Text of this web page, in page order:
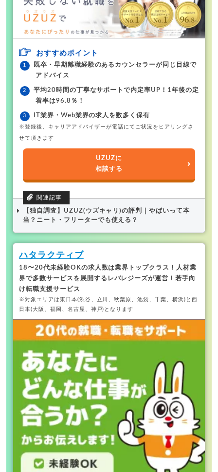
おすすめポイント
既卒・早期離職経験のあるカウンセラーが同じ目線で
アドバイス
平均20時間の丁寧なサポートで内定率UP！1年後の定
着率は96.8％！
IT業界・Web業界の求人を数多く保有
※登録後、キャリアアドバイザーが電話にてご状況をヒアリングさ
せて頂きます
UZUZに
相談する
【独自調査】UZUZ(ウズキャリ)の評判｜やばいって本
当？ニート・フリーターでも使える？
ハタラクティブ
18〜20代未経験OKの求人数は業界トップクラス！ 人材業
界で多数サービスを展開するレバレジーズが運営！若手向
け転職支援サービス
※対象エリアは東日本(渋谷、立川、秋葉原、池袋、千葉、横浜)と西
日本(大阪、福岡、名古屋、神戸)となります